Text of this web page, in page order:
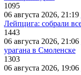
1095
06 августа 2026, 21:19
Лейпцига: собрали
1443
06 августа 2026, 21:06
урагана в Смоленске
1303
06 августа 2026, 19:06